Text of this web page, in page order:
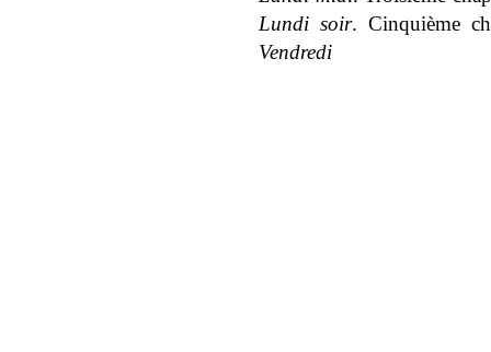
Lundi soir. Cinquième
Vendredi